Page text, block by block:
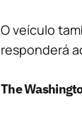
O veículo
responderá
The